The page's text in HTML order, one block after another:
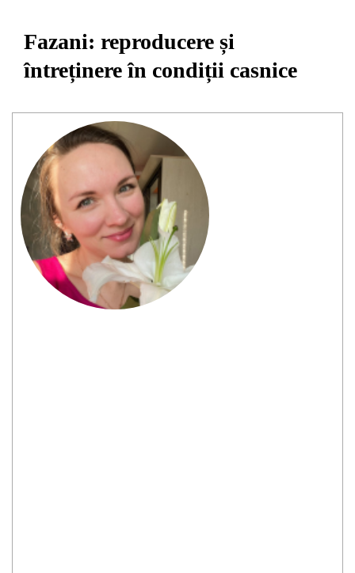
Fazani: reproducere și
întreținere în condiții casnice